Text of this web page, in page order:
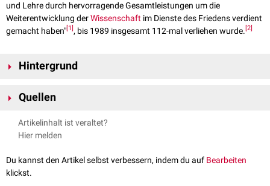
und Lehre durch hervorragende Gesamtleistungen um die
Weiterentwicklung derWissenschaft im Dienste des Friedens verdient
gemacht haben" 1 , bis 1989 insgesamt 112-mal verliehen wurde. 2
Hintergrund
7. Oktober, dem "Tag der Republik", statt. Nebst Ehrentitel gab es eine
Quellen
Gesetzblatt der DDR, Nr. 132/1951, §1
02.02.2024
2,0 2,1
ordenskunde.de/DGOWP/wp-content/uploads/2013/06/60-VL-
HWdV-1952-1989.pdf
, abgerufen am 02.02.2024
Artikelinhalt ist veraltet?
Hier melden
Du kannst den Artikel selbst verbessern, indem du auf Bearbeiten
klickst.